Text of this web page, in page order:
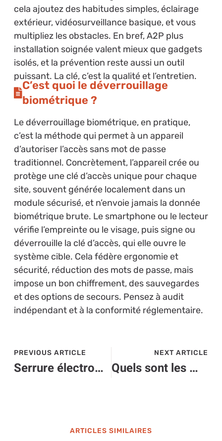
cela ajoutez des habitudes simples, éclairage
extérieur, vidéosurveillance basique, et vous
multipliez les obstacles. En bref, A2P plus
installation soignée valent mieux que gadgets
isolés, et la prévention reste aussi un outil
puissant. La clé, c’est la qualité et l’entretien.
C’est quoi le déverrouillage
biométrique ?
Le déverrouillage biométrique, en pratique,
c’est la méthode qui permet à un appareil
d’autoriser l’accès sans mot de passe
traditionnel. Concrètement, l’appareil crée ou
protège une clé d’accès unique pour chaque
site, souvent générée localement dans un
module sécurisé, et n’envoie jamais la donnée
biométrique brute. Le smartphone ou le lecteur
vérifie l’empreinte ou le visage, puis signe ou
déverrouille la clé d’accès, qui elle ouvre le
système cible. Cela fédère ergonomie et
sécurité, réduction des mots de passe, mais
impose un bon chiffrement, des sauvegardes
et des options de secours. Pensez à audit
indépendant et à la conformité réglementaire.
PREVIOUS ARTICLE
Serrure électromagnétique : la meilleure option pour une porte extérieure fiable ?
NEXT ARTICLE
Quels sont les meilleurs fournisseurs de solutions de sécurité des endpoints en France en 2026 ?
ARTICLES SIMILAIRES